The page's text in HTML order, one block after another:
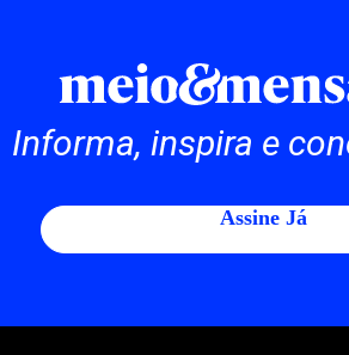
Informa, inspira e
Assine Já